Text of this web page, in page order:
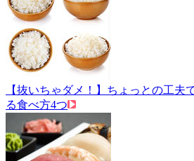
【抜いちゃダメ！】ちょっとの工夫
る食べ方4つ